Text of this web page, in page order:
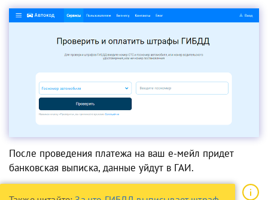
После проведения платежа на ваш е-мейл придет
банковская выписка, данные уйдут в ГАИ.